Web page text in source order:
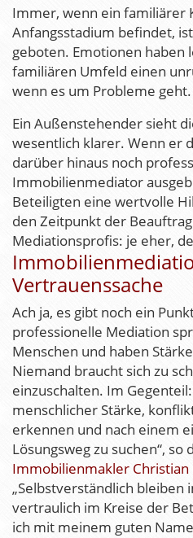
Immer, wenn ein familiärer
Anfangsstadium befindet,
geboten. Emotionen haben
familiären Umfeld einen
wenn es um Probleme geht.
Ein Außenstehender sieht
wesentlich klarer. Wenn er
darüber hinaus noch
Immobilienmediator
Beteiligten eine wertvolle
den Zeitpunkt der
Mediationsprofis: je eher,
Vertrauenssache
Ach ja, es gibt noch ein
professionelle Mediation
Menschen und haben
Niemand braucht sich zu
einzuschalten. Im
menschlicher Stärke,
erkennen und nach einem
Lösungsweg zu suchen“, so
Immobilienmakler Christian
„Selbstverständlich bleiben
vertraulich im Kreise der
ich mit meinem guten